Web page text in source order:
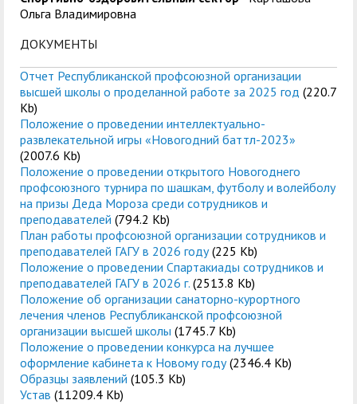
Ольга Владимировна
ДОКУМЕНТЫ
Отчет Республиканской профсоюзной организации
высшей школы о проделанной работе за 2025 год (220.7
Kb)
Положение о проведении интеллектуально-
развлекательной игры «Новогодний баттл-2023»
(2007.6 Kb)
Положение о проведении открытого Новогоднего
профсоюзного турнира по шашкам, футболу и волейболу
на призы Деда Мороза среди сотрудников и
преподавателей (794.2 Kb)
План работы профсоюзной организации сотрудников и
преподавателей ГАГУ в 2026 году (225 Kb)
Положение о проведении Спартакиады сотрудников и
преподавателей ГАГУ в 2026 г. (2513.8 Kb)
Положение об организации санаторно-курортного
лечения членов Республиканской профсоюзной
организации высшей школы (1745.7 Kb)
Положение о проведении конкурса на лучшее
оформление кабинета к Новому году(2346.4 Kb)
Образцы заявлений (105.3 Kb)
Устав (11209.4 Kb)